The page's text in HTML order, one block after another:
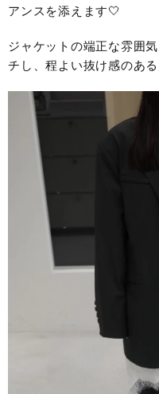
アンスを添えます🤍
ジャケットの端正な雰囲
チし、程よい抜け感のあ